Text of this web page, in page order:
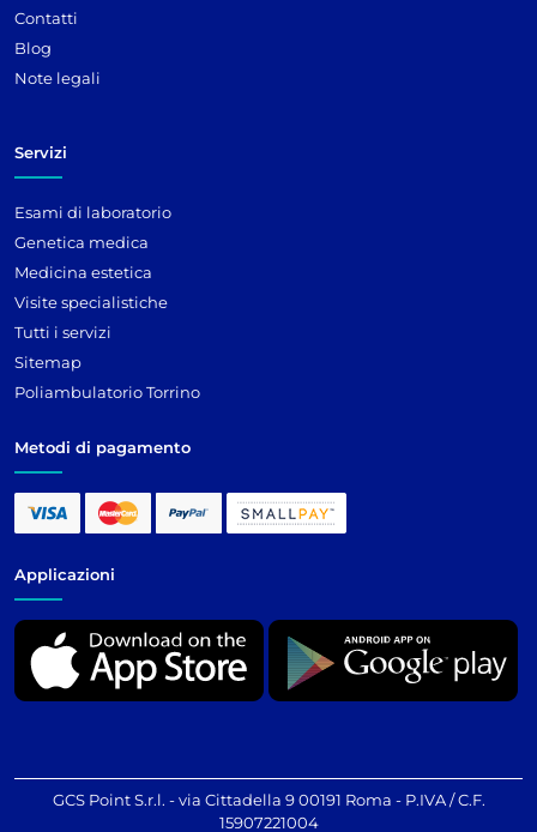
Contatti
Blog
Note legali
Servizi
Esami di laboratorio
Genetica medica
Medicina estetica
Visite specialistiche
Tutti i servizi
Sitemap
Poliambulatorio Torrino
Metodi di pagamento
Applicazioni
GCS Point S.r.l. - via Cittadella 9 00191 Roma - P.IVA / C.F.
15907221004